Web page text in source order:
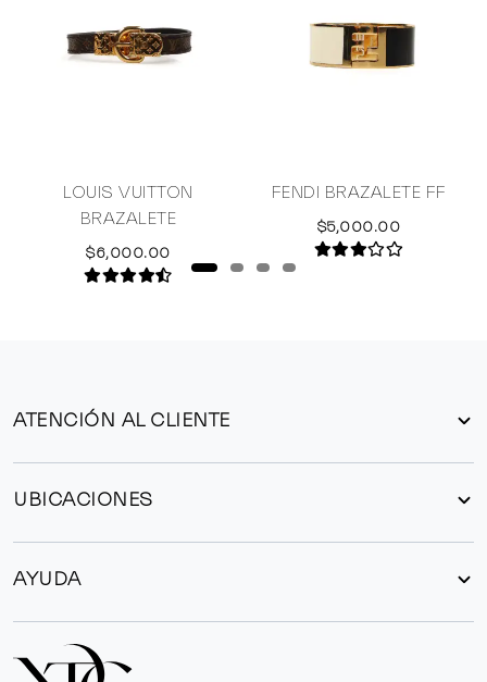
LOUIS VUITTON
BRAZALETE
$6,000.00
FENDI BRAZALETE FF
$5,000.00
ATENCIÓN AL CLIENTE
UBICACIONES
AYUDA